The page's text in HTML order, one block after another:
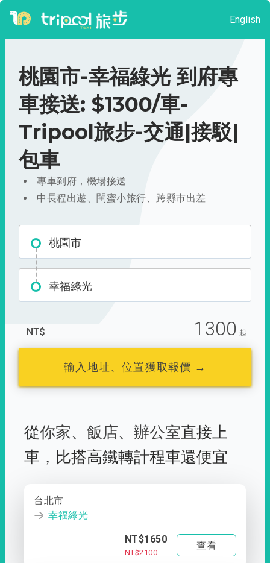
English
桃園市-幸福綠光 到府專
車接送: $1300/車-
Tripool旅步-交通|接駁|
包車
專車到府，機場接送
中長程出遊、閨蜜小旅行、跨縣市出差
桃園市
幸福綠光
NT$ 1300 起
輸入地址、位置獲取報價 →
從你家、 飯店、 辦公室直接上
車， 比搭高鐵轉計程車還便宜
台北市
幸福綠光
NT$1650
NT$2100
查看